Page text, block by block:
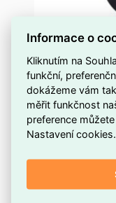
4z
oranžový
Dostupnost EMAS
Kód dodavatele
Informace o
Kliknutím na
funkční,
dokážeme vám
měřit funkčnost
preference
Nastavení cookies.